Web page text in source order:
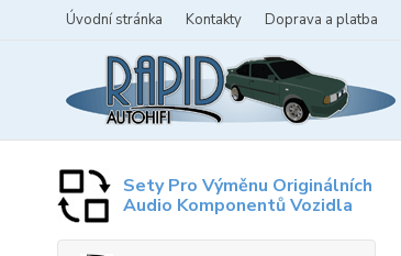
Úvodní stránka Kontakty Doprava a platba
Sety Pro Výměnu Originálních
Audio Komponentů Vozidla